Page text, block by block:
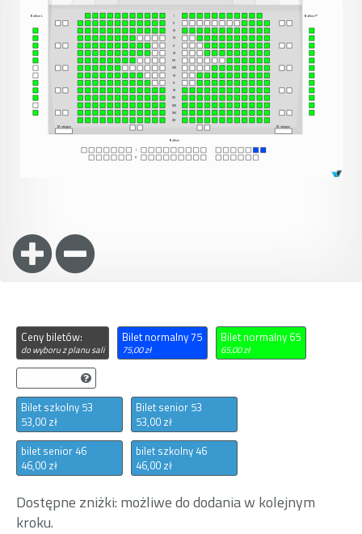
Ceny biletów:
do wyboru z planu sali
Bilet normalny 75
75,00 zł
Bilet normalny 65
65,00 zł
Bilet szkolny 53
53,00 zł
Bilet senior 53
53,00 zł
bilet senior 46
46,00 zł
bilet szkolny 46
46,00 zł
Dostępne zniżki: możliwe do dodania w kolejnym
kroku.